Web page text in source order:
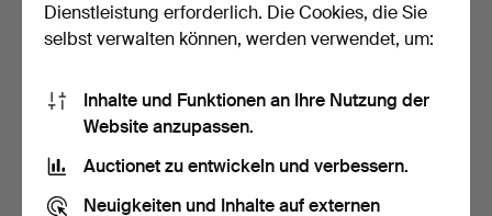
925ER PERLEN -
OHRRINGE.
8 Gebote
93 USD
GIANNI VERSACE -
128 USD
Dienstleistung erforderlich. Die Cookies, die Sie
selbst verwalten können, werden verwendet, um:
Inhalte und Funktionen an Ihre Nutzung der
Website anzupassen.
Auctionet zu entwickeln und verbessern.
Neuigkeiten und Inhalte auf externen